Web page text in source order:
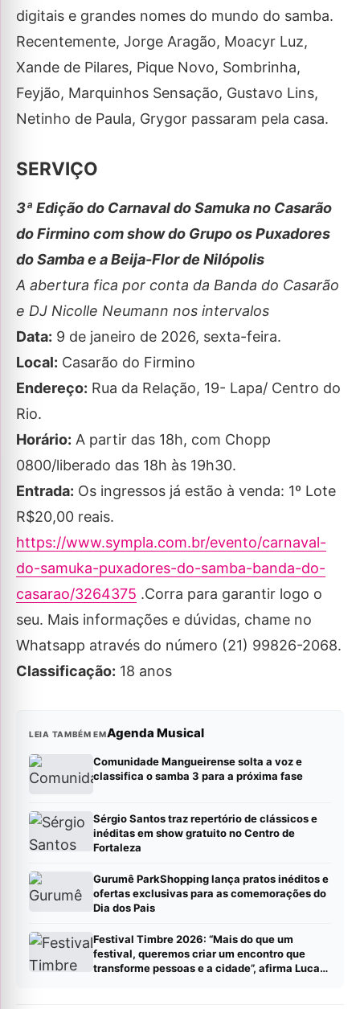
digitais e grandes nomes do mundo do samba.
Recentemente, Jorge Aragão, Moacyr Luz,
Xande de Pilares, Pique Novo, Sombrinha,
Feyjão, Marquinhos Sensação, Gustavo Lins,
Netinho de Paula, Grygor passaram pela casa.
SERVIÇO
3ª Edição do Carnaval do Samuka no Casarão
do Firmino com show do Grupo os Puxadores
do Samba e a Beija-Flor de Nilópolis
A abertura fica por conta da Banda do Casarão
e DJ Nicolle Neumann nos intervalos
Data: 9 de janeiro de 2026, sexta-feira.
Local: Casarão do Firmino
Endereço: Rua da Relação, 19- Lapa/ Centro do
Rio.
Horário: A partir das 18h, com Chopp
0800/liberado das 18h às 19h30.
Entrada: Os ingressos já estão à venda: 1º Lote
R$20,00 reais.
https://www.sympla.com.br/evento/carnaval-
do-samuka-puxadores-do-samba-banda-do-
casarao/3264375 .Corra para garantir logo o
seu. Mais informações e dúvidas, chame no
Whatsapp através do número (21) 99826-2068.
Classificação: 18 anos
LEIA TAMBÉM EMAgenda Musical
Comunidade Mangueirense solta a voz e
classifica o samba 3 para a próxima fase
Sérgio Santos traz repertório de clássicos e
inéditas em show gratuito no Centro de
Fortaleza
Gurumê ParkShopping lança pratos inéditos e
ofertas exclusivas para as comemorações do
Dia dos Pais
Festival Timbre 2026: “Mais do que um
festival, queremos criar um encontro que
transforme pessoas e a cidade”, afirma Lucas